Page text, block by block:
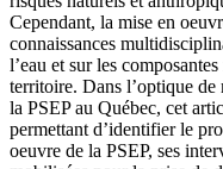
Cependant, la mise en
connaissances
l’eau et sur les
territoire. Dans l’optique
la PSEP au Québec, cet
permettant d’identifier le
oeuvre de la PSEP, ses